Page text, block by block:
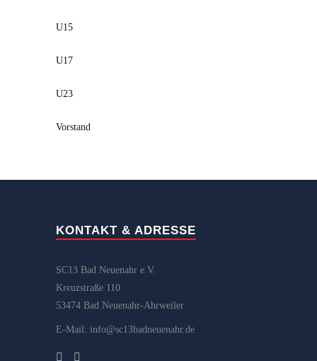
U15
U17
U23
Vorstand
KONTAKT & ADRESSE
SC13 Bad Neuenahr e.V.
Kreuzstraße 110
53474 Bad Neuenahr-Ahrweiler
E-Mail: info@sc13badneuenahr.de